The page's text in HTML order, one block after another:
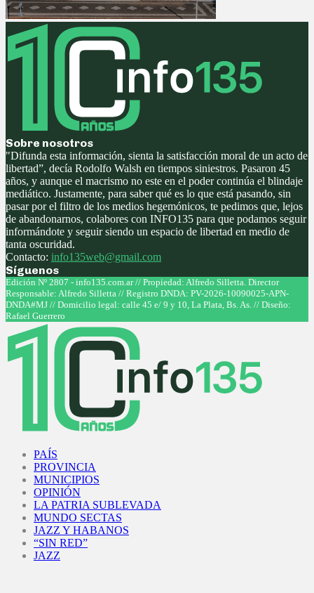
Sobre nosotros
"Difunda esta información, sienta la satisfacción moral de un acto de
libertad”, decía Rodolfo Walsh en tiempos siniestros. Pasaron 45
años, y aunque el macrismo no este en el poder continúa el blindaje
mediático. Justamente, para saber qué es lo que está pasando, sin
pasar por el filtro de los medios hegemónicos, te pedimos que, lejos
de abandonarnos, colabores con INFO135 para que podamos seguir
informándote y seguir siendo un espacio de libertad en medio de
tanta oscuridad.
Contacto: info135web@gmail.com
Síguenos
Facebook
Twitter
Instagram
Youtube
Edición Nº 2807 - info135.com.ar // Propiedad: Alfredo Silletta. Director
Responsable: Alfredo Silletta // Registro DNDA: PV-2026-10090025-APN-
DNDA#MJ // Domicilio legal: calle 45 e/ 9 y 10, La Plata, Bs. As. // Diseño:
Rafael Guerrero
PAÍS
PROVINCIA
MUNICIPIOS
OPINIÓN
LA PATRIA SUBLEVADA
MUNDO SECTAS
JAZZ Y HABANOS
“SIN RED”
JAZZ